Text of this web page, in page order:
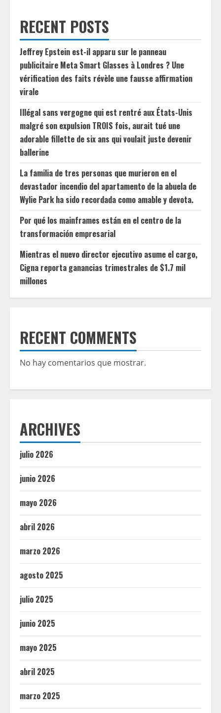
RECENT POSTS
Jeffrey Epstein est-il apparu sur le panneau
publicitaire Meta Smart Glasses à Londres ? Une
vérification des faits révèle une fausse affirmation
virale
Illégal sans vergogne qui est rentré aux États-Unis
malgré son expulsion TROIS fois, aurait tué une
adorable fillette de six ans qui voulait juste devenir
ballerine
La familia de tres personas que murieron en el
devastador incendio del apartamento de la abuela de
Wylie Park ha sido recordada como amable y devota.
Por qué los mainframes están en el centro de la
transformación empresarial
Mientras el nuevo director ejecutivo asume el cargo,
Cigna reporta ganancias trimestrales de $1.7 mil
millones
RECENT COMMENTS
No hay comentarios que mostrar.
ARCHIVES
julio 2026
junio 2026
mayo 2026
abril 2026
marzo 2026
agosto 2025
julio 2025
junio 2025
mayo 2025
abril 2025
marzo 2025